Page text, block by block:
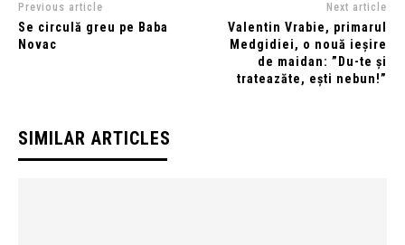
Previous article
Se circulă greu pe Baba
Novac
Next article
Valentin Vrabie, primarul
Medgidiei, o nouă ieșire
de maidan: ”Du-te și
trateazăte, ești nebun!”
SIMILAR ARTICLES